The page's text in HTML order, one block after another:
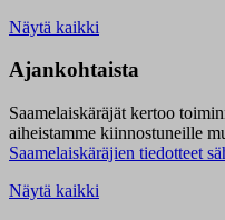
Näytä kaikki
Ajankohtaista
Saamelaiskäräjät kertoo
aiheistamme kiinnostuneille
Saamelaiskäräjien tiedotteet
Näytä kaikki